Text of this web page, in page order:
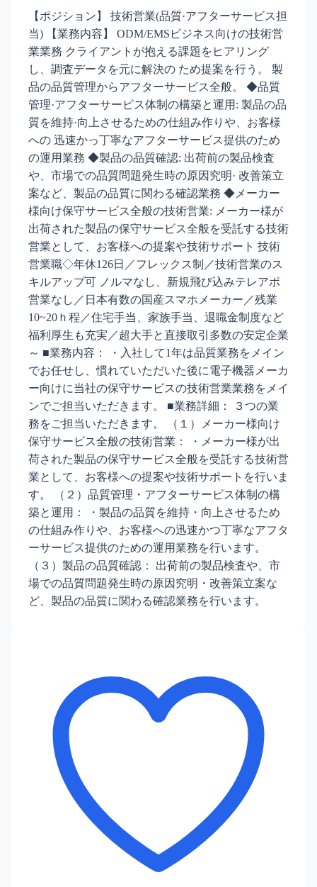
【ポジション】 技術営業(品質·アフターサービス担
当) 【業務内容】 ODM/EMSビジネス向けの技術営
業業務 クライアントが抱える課題をヒアリング
し、調査データを元に解決の ため提案を行う。 製
品の品質管理からアフターサービス全般。 ◆品質
管理·アフターサービス体制の構築と運用: 製品の品
質を維持·向上させるための仕組み作りや、お客様
への 迅速かっ丁寧なアフターサービス提供のため
の運用業務 ◆製品の品質確認: 出荷前の製品検査
や、市場での品質問題発生時の原因究明· 改善策立
案など、製品の品質に関わる確認業務 ◆メーカー
様向け保守サービス全般の技術営業: メーカー様が
出荷された製品の保守サービス全般を受託する技術
営業として、お客様への提案や技術サポート 技術
営業職◇年休126日／フレックス制／技術営業のス
キルアップ可 ノルマなし、新規飛び込みテレアポ
営業なし／日本有数の国産スマホメーカー／残業
10~20ｈ程／住宅手当、家族手当、退職金制度など
福利厚生も充実／超大手と直接取引多数の安定企業
～ ■業務内容： ・入社して1年は品質業務をメイン
でお任せし、慣れていただいた後に電子機器メーカ
ー向けに当社の保守サービスの技術営業業務をメイ
ンでご担当いただきます。 ■業務詳細： ３つの業
務をご担当いただきます。 （１）メーカー様向け
保守サービス全般の技術営業： ・メーカー様が出
荷された製品の保守サービス全般を受託する技術営
業として、お客様への提案や技術サポートを行いま
す。 （２）品質管理・アフターサービス体制の構
築と運用： ・製品の品質を維持・向上させるため
の仕組み作りや、お客様への迅速かつ丁寧なアフタ
ーサービス提供のための運用業務を行います。
（３）製品の品質確認： 出荷前の製品検査や、市
場での品質問題発生時の原因究明・改善策立案な
ど、製品の品質に関わる確認業務を行います。